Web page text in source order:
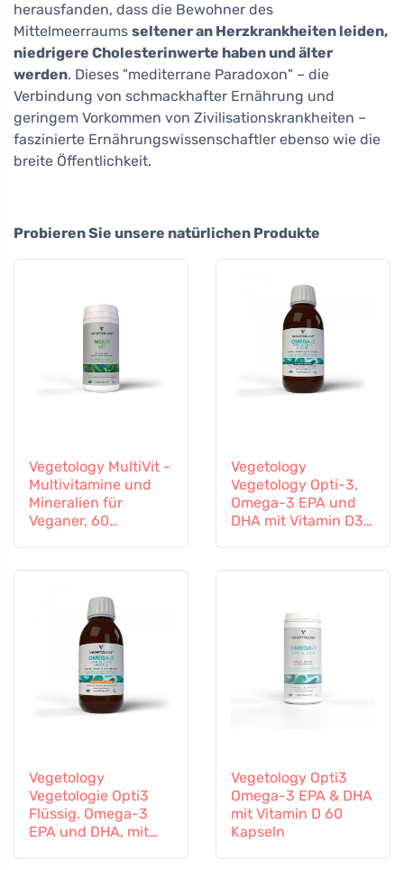
herausfanden, dass die Bewohner des
Mittelmeerraums seltener an Herzkrankheiten leiden,
niedrigere Cholesterinwerte haben und älter
werden. Dieses "mediterrane Paradoxon" – die
Verbindung von schmackhafter Ernährung und
geringem Vorkommen von Zivilisationskrankheiten –
faszinierte Ernährungswissenschaftler ebenso wie die
breite Öffentlichkeit.
Probieren Sie unsere natürlichen Produkte
Vegetology MultiVit -
Multivitamine und
Mineralien für
Veganer, 60
Vegetology
Vegetology Opti-3,
Omega-3 EPA und
DHA mit Vitamin D3,
Vegetology
Vegetologie Opti3
Flüssig. Omega-3
EPA und DHA, mit
Vegetology Opti3
Omega-3 EPA & DHA
mit Vitamin D 60
Kapseln